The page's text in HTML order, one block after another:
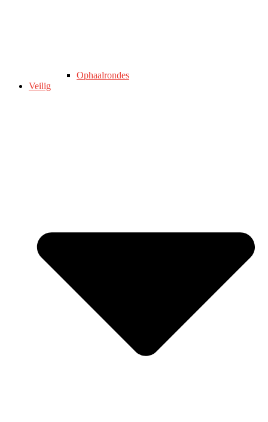
Ophaalrondes
Veilig